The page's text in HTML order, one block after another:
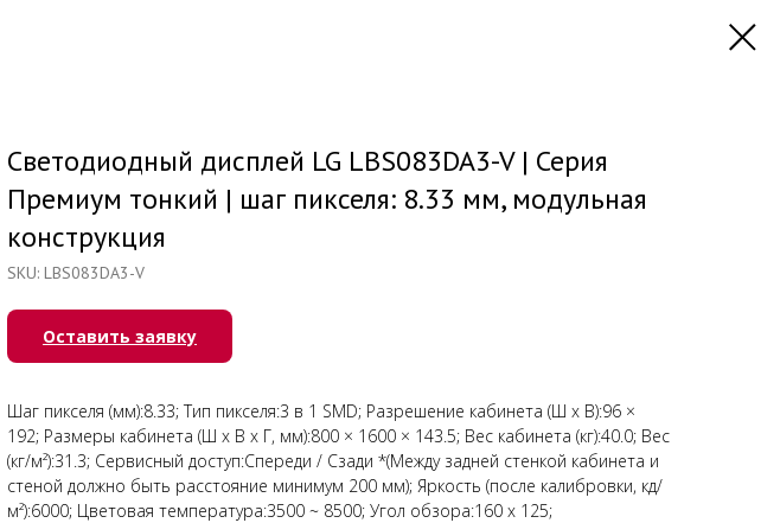
Светодиодный дисплей LG LBS083DA3-V | Серия
Премиум тонкий | шаг пикселя: 8.33 мм, модульная
конструкция
SKU: LBS083DA3-V
Оставить заявку
Шаг пикселя (мм):8.33; Тип пикселя:3 в 1 SMD; Разрешение кабинета (Ш х В):96 ×
192; Размеры кабинета (Ш х В х Г, мм):800 × 1600 × 143.5; Вес кабинета (кг):40.0; Вес
(кг/м²):31.3; Сервисный доступ:Спереди / Сзади *(Между задней стенкой кабинета и
стеной должно быть расстояние минимум 200 мм); Яркость (после калибровки, кд/
м²):6000; Цветовая температура:3500 ~ 8500; Угол обзора:160 x 125;